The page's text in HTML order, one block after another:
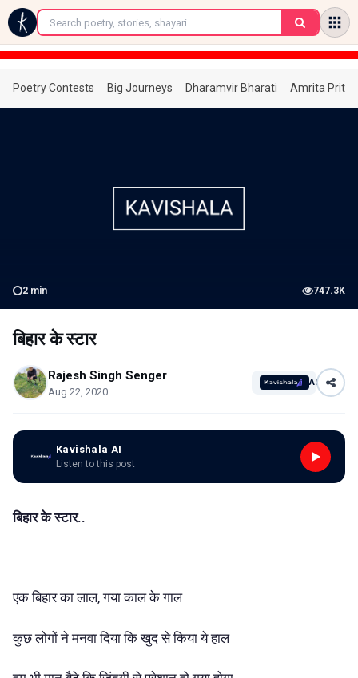
←
Poetry Contests Big Journeys Dharamvir Bharati Amrita
2 min 747.3K
बिहार के स्टार
Rajesh Singh Senger
Aug 22, 2020
AI
Kavishala AI
Listen to this post
बिहार के स्टार..
एक बिहार का लाल, गया काल के गाल
कुछ लोगों ने मनवा दिया कि खुद से किया ये हाल